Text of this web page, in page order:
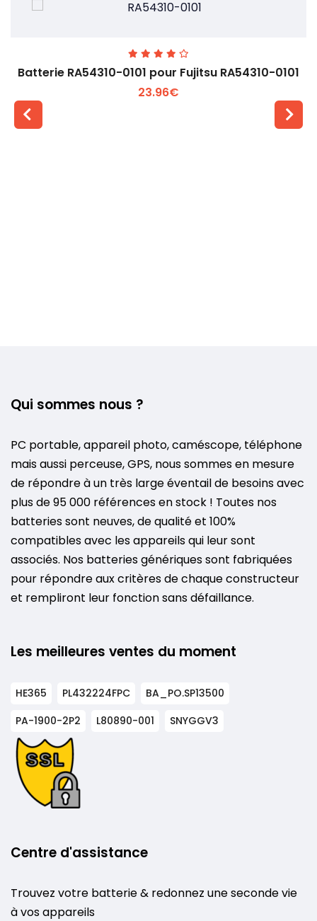
Batterie RA54310-0101 pour Fujitsu RA54310-0101
23.96€
Qui sommes nous ?
PC portable, appareil photo, caméscope, téléphone
mais aussi perceuse, GPS, nous sommes en mesure
de répondre à un très large éventail de besoins avec
plus de 95 000 références en stock ! Toutes nos
batteries sont neuves, de qualité et 100%
compatibles avec les appareils qui leur sont
associés. Nos batteries génériques sont fabriquées
pour répondre aux critères de chaque constructeur
et rempliront leur fonction sans défaillance.
Les meilleures ventes du moment
HE365 PL432224FPC
BA_PO.SP13500
PA-1900-2P2
L80890-001 SNYGGV3
Centre d'assistance
Trouvez votre batterie & redonnez une seconde vie
à vos appareils